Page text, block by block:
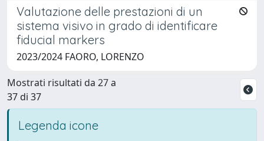
Valutazione delle prestazioni di un
sistema visivo in grado di identificare
fiducial markers
2023/2024 FAORO, LORENZO
Mostrati risultati da 27 a
37 di 37
Legenda icone